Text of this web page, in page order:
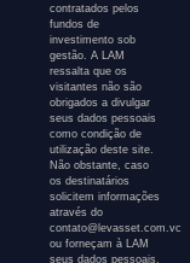
contratados pelos
fundos de
investimento sob
gestão. A LAM
ressalta que os
visitantes não são
obrigados a divulgar
seus dados pessoais
como condição de
utilização deste site.
Não obstante, caso
os destinatários
solicitem informações
através do
contato@levasset.com.vc
ou forneçam à LAM
seus dados pessoais,